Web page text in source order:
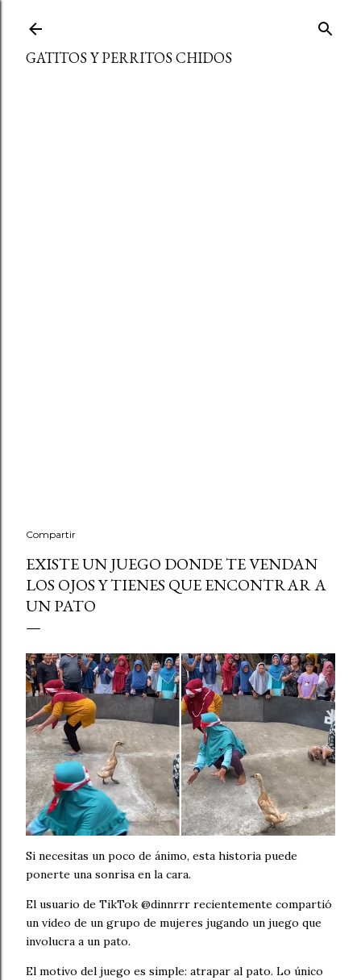
GATITOS Y PERRITOS CHIDOS
Compartir
EXISTE UN JUEGO DONDE TE VENDAN
LOS OJOS Y TIENES QUE ENCONTRAR A
UN PATO
Si necesitas un poco de ánimo, esta historia puede
ponerte una sonrisa en la cara.
El usuario de TikTok @dinnrrr recientemente compartió
un video de un grupo de mujeres jugando un juego que
involucra a un pato.
El motivo del juego es simple: atrapar al pato. Lo único